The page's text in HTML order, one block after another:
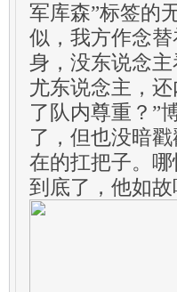
军库森”标签的
似，我方作念
身，没东说念
尤东说念主，
了队内尊重？”
了，但也没暗
在的扛把子。
到底了，他如故